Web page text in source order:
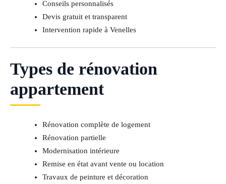
Conseils personnalisés
Devis gratuit et transparent
Intervention rapide à Venelles
Types de rénovation
appartement
Rénovation complète de logement
Rénovation partielle
Modernisation intérieure
Remise en état avant vente ou location
Travaux de peinture et décoration